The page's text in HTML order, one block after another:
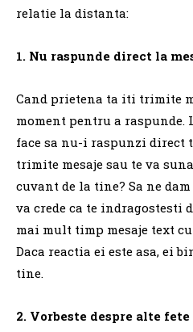
relatie la distanta:
1. Nu raspunde direct la
Cand prietena ta iti trimite
moment pentru a raspunde.
face sa nu-i raspunzi direct
trimite mesaje sau te va
cuvant de la tine? Sa ne
va crede ca te indragostesti
mai mult timp mesaje text
Daca reactia ei este asa, ei
tine.
2. Vorbeste despre alte fete